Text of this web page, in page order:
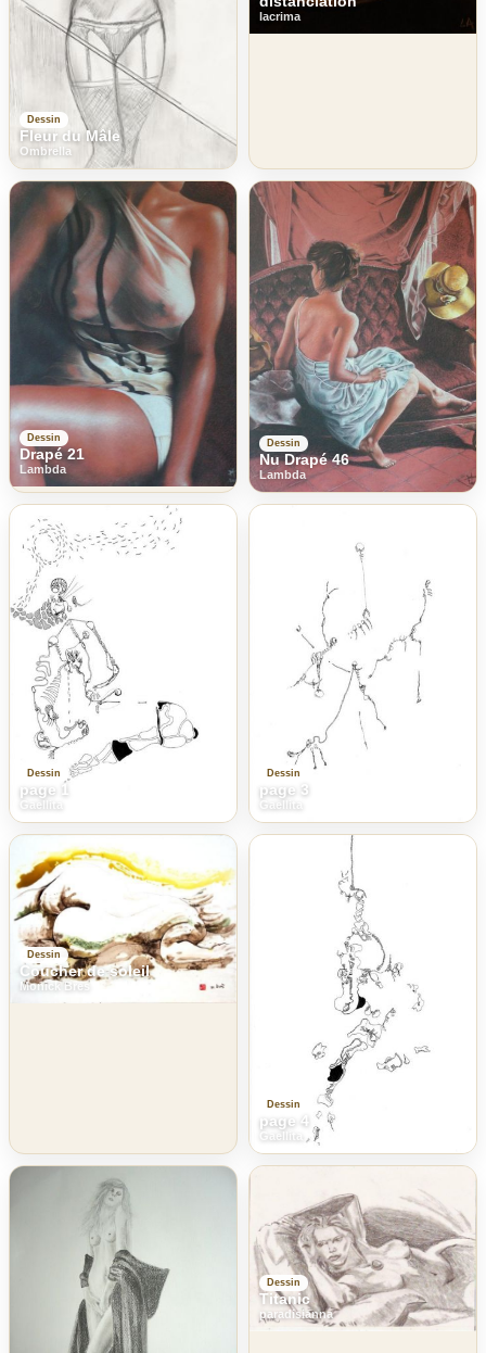
Dessin
Fleur du Mâle
Ombrella
lacrima
Dessin
Drapé 21
Lambda
Dessin
Nu Drapé 46
Lambda
Dessin
page 1
Gaellita
Dessin
page 3
Gaellita
Dessin
Coucher de soleil
Monick Bres
Dessin
page 4
Gaellita
Dessin
Titanic
paradisianna